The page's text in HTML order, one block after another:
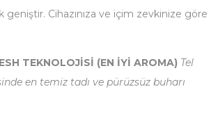
geniştir. Cihazınıza ve içim zevkinize göre
TEKNOLOJİSİ (EN İYİ AROMA) Tel
en temiz tadı ve pürüzsüz buharı